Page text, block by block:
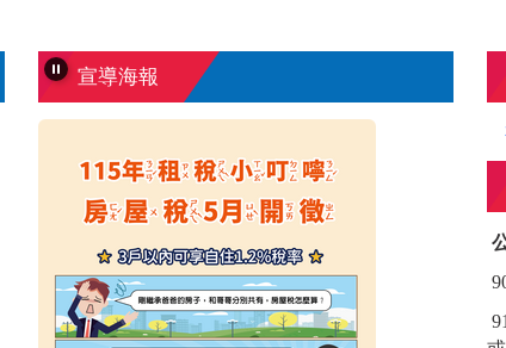
國家防災日地震防災知識影片
宣導海報